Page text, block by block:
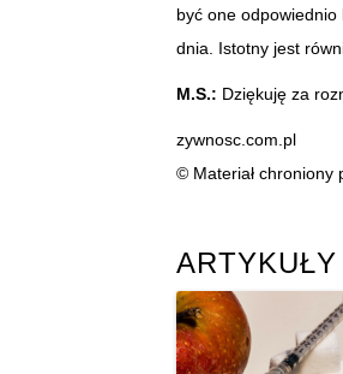
być one
dnia. Istotny jest
M.S.: Dziękuję za
zywnosc.com.pl
© Materiał chroniony